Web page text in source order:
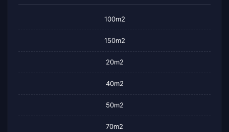
100m2
150m2
20m2
40m2
50m2
70m2